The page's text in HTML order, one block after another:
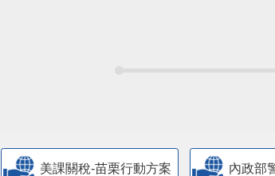
美課關稅-苗栗行動方案 內政部